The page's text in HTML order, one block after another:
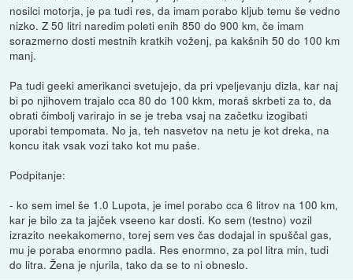
nosilci motorja, je pa tudi res, da imam porabo kljub temu še vedno
nizko. Z 50 litri naredim poleti enih 850 do 900 km, če imam
sorazmerno dosti mestnih kratkih voženj, pa kakšnih 50 do 100 km
manj.
Pa tudi geeki amerikanci svetujejo, da pri vpeljevanju dizla, kar naj
bi po njihovem trajalo cca 80 do 100 kkm, moraš skrbeti za to, da
obrati čimbolj varirajo in se je treba vsaj na začetku izogibati
uporabi tempomata. No ja, teh nasvetov na netu je kot dreka, na
koncu itak vsak vozi tako kot mu paše.
Podpitanje:
- ko sem imel še 1.0 Lupota, je imel porabo cca 6 litrov na 100 km,
kar je bilo za ta jajček vseeno kar dosti. Ko sem (testno) vozil
izrazito neekakomerno, torej sem ves čas dodajal in spuščal gas,
mu je poraba enormno padla. Res enormno, za pol litra min, tudi
do litra. Žena je njurila, tako da se to ni obneslo.